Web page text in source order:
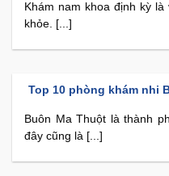
Khám nam khoa định kỳ
khỏe. [...]
Top 10 phòng khám nhi
Buôn Ma Thuột là thành
đây cũng là [...]